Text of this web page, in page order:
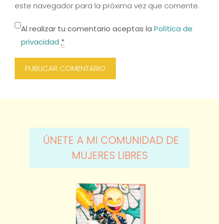
este navegador para la próxima vez que comente.
Al realizar tu comentario aceptas la Política de
privacidad *
ÚNETE A MI COMUNIDAD DE
MUJERES LIBRES